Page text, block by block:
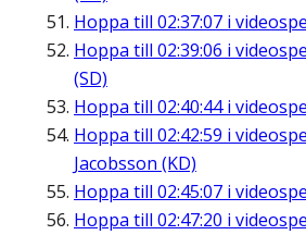
Hoppa till 02:37:07 i
Hoppa till 02:39:06 i
(SD)
Hoppa till 02:40:44i
Hoppa till 02:42:59 i
Jacobsson (KD)
Hoppa till 02:45:07 i
Hoppa till 02:47:20 i